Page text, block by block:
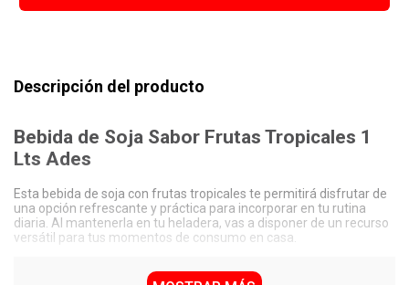
Descripción del producto
Bebida de Soja Sabor Frutas Tropicales 1
Lts Ades
Esta bebida de soja con frutas tropicales te permitirá disfrutar de
una opción refrescante y práctica para incorporar en tu rutina
diaria. Al mantenerla en tu heladera, vas a disponer de un recurso
versátil para tus momentos de consumo en casa.
Presentación en envase de cartón, no retornable.